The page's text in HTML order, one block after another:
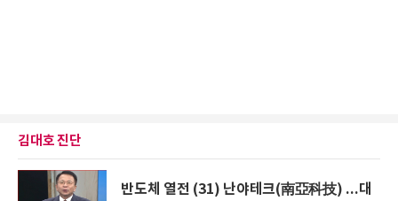
김대호 진단
반도체 열전 (31) 난야테크(南亞科技) ...대